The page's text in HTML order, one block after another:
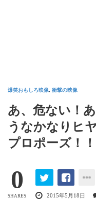
爆笑おもしろ映像, 衝撃の映像
あ、危ない！
うなかなりヒ
プロポーズ！！
0
SHARES 2015年5月18日